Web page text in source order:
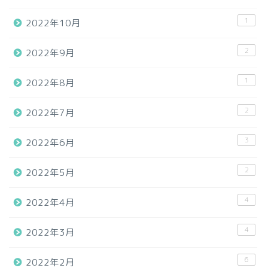
2022年10月 1
2022年9月 2
2022年8月 1
2022年7月 2
2022年6月 3
2022年5月 2
2022年4月 4
2022年3月 4
2022年2月 6